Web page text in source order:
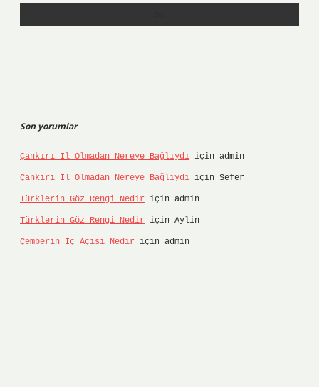
Son yorumlar
Çankırı Il Olmadan Nereye Bağlıydı için admin
Çankırı Il Olmadan Nereye Bağlıydı için Sefer
Türklerin Göz Rengi Nedir için admin
Türklerin Göz Rengi Nedir için Aylin
Çemberin Iç Açısı Nedir için admin